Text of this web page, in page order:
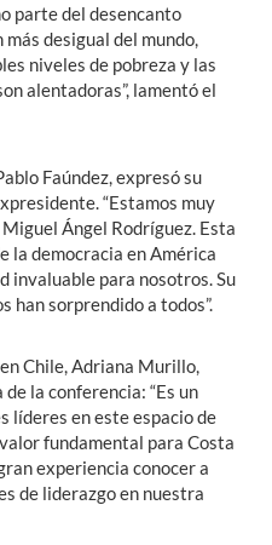
parte del desencanto
desigual del mundo,
niveles de pobreza y las
alentadoras”, lamentó el
Faúndez, expresó su
“Estamos muy
Ángel Rodríguez. Esta
la democracia en América
invaluable para nosotros. Su
han sorprendido a todos”.
Chile, Adriana Murillo,
la conferencia: “Es un
líderes en este espacio de
fundamental para Costa
experiencia conocer a
de liderazgo en nuestra